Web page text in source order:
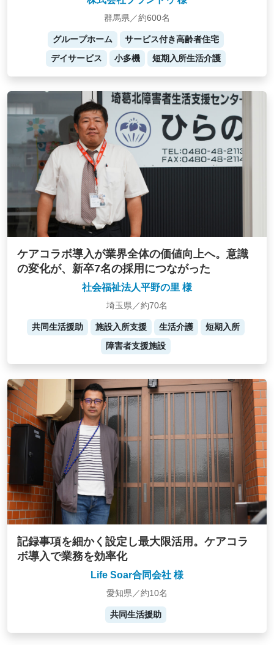
群馬県／約600名
グループホーム
サービス付き高齢者住宅
デイサービス
小多機 短期入所生活介護
ケアコラボ導入が業界全体の価値向上へ。意識
の変化が、新卒7名の採用につながった
社会福祉法人平野の里 様
埼玉県／約70名
共同生活援助 施設入所支援 生活介護
短期入所
障害者支援施設
記録事項を細かく設定し最大限活用。ケアコラ
ボ導入で業務を効率化
Life Soar合同会社 様
愛知県／約10名
共同生活援助